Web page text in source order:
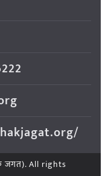
जगत). All rights